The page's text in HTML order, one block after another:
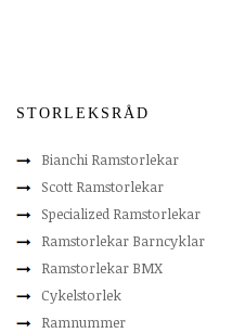
STORLEKSRÅD
Bianchi Ramstorlekar
Scott Ramstorlekar
Specialized Ramstorlekar
Ramstorlekar Barncyklar
Ramstorlekar BMX
Cykelstorlek
Ramnummer